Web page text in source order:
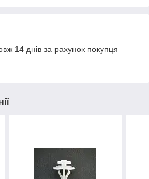
14 днів за рахунок покупця